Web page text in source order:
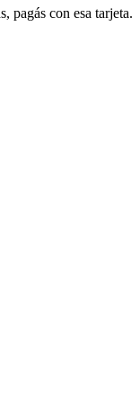
pagás con esa tarjeta.